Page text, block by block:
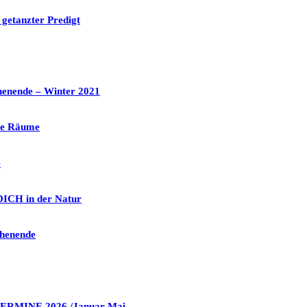
Predigt
– Winter 2021
Räume
in der Natur